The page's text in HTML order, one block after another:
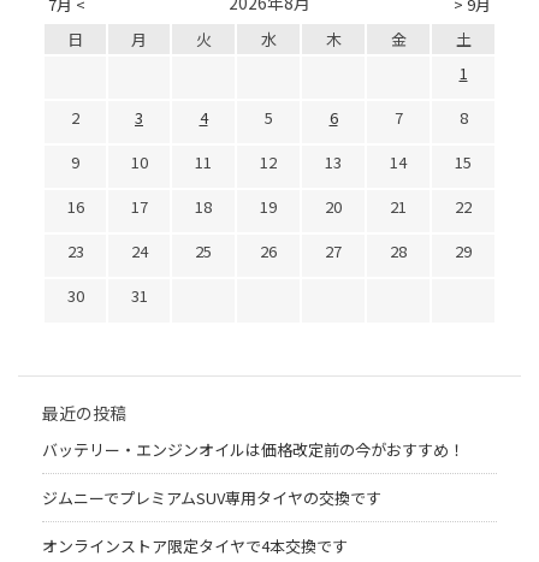
日 月 火 水 木 金
土
1
2
3 4 5 6 7
8
9
10 11 12 13 14
15
16
17 18 19 20 21
22
23
24 25 26 27 28
29
30
31
最近の投稿
バッテリー・エンジンオイルは価格改定前の今がおすすめ！
ジムニーでプレミアムSUV専用タイヤの交換です
オンラインストア限定タイヤで4本交換です